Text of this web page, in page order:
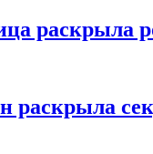
раскрыла